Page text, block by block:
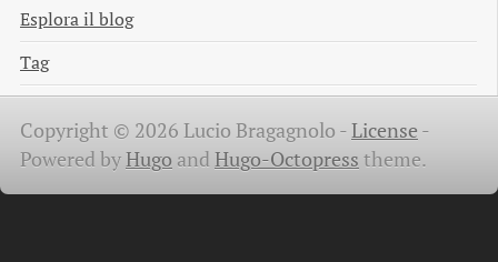
Esplora il blog
Tag
Copyright © 2026 Lucio Bragagnolo -License -
Powered byHugo and Hugo-Octopress theme.